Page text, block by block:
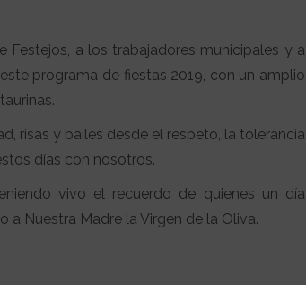
Festejos, a los trabajadores municipales y a
programa de fiestas 2019, con un amplio
risas y bailes desde el respeto, la tolerancia
días con nosotros.
vivo el recuerdo de quienes un día
Nuestra Madre la Virgen de la Oliva.